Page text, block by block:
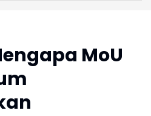
MoU